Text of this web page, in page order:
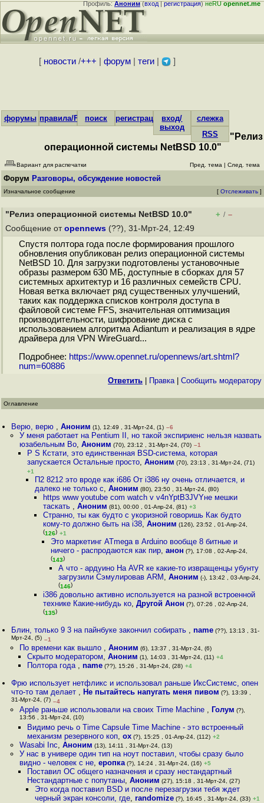
Профиль:Аноним(вход|регистрация)неRUopennet.me
[ новости/+++ форум| теги| ]
форумы правила/FAQпоиск регистрациявход/
выход
слежка
RSS
"Релиз
операционной системы NetBSD 10.0"
Вариант для распечатки Пред. тема | След. тема
Форум Разговоры, обсуждение новостей
Изначальное сообщение [ Отслеживать ]
"Релиз операционной системы NetBSD 10.0" + / –
Сообщение от opennews (??), 31-Мрт-24, 12:49
Спустя полтора года после формирования прошлого
обновления опубликован релиз операционной системы
NetBSD 10. Для загрузки подготовлены установочные
образы размером 630 МБ, доступные в сборках для 57
системных архитектур и 16 различных семейств CPU.
Новая ветка включает ряд существенных улучшений,
таких как поддержка списков контроля доступа в
файловой системе FFS, значительная оптимизация
производительности, шифрование диска с
использованием алгоритма Adiantum и реализация в ядре
драйвера для VPN WireGuard...
Подробнее: https://www.opennet.ru/opennews/art.shtml?
num=60886
Ответить Правка| Cообщить модератору
Оглавление
Верю, верю ,Аноним (1), 12:49 , 31-Мрт-24, (1) –6
У меня работает на Pentium II, но такой экспириенс нельзя назвать
юзабельным Во, Аноним (70), 23:12 , 31-Мрт-24, (70) –1
P S Кстати, это единственная BSD-система, которая
запускается Остальные просто, Аноним (70), 23:13 , 31-Мрт-24, (71)
+1
П2 8212 это вроде как i686 От i386 ну очень отличается, и
далеко не только с,Аноним (80), 23:50 , 31-Мрт-24, (80)
https www youtube com watch v v4nYptB3JVYне мешки
таскать , Аноним (81), 00:00 , 01-Апр-24, (81) +3
Странно, ты как будто с укоризной говоришь Как будто
кому-то должно быть на i38, Аноним (126), 23:52 , 01-Апр-24,
(126) +1
Это маркетинг ATmega в Arduino вообще 8 битные и
ничего - распродаются как пир, анон (?), 17:08 , 02-Апр-24,
(143)
А что - ардуино На AVR ке какие-то извращенцы убунту
загрузили Сэмулировав ARM ,Аноним (-), 13:42 , 03-Апр-24,
(146)
i386 довольно активно используется на разной встроенной
технике Какие-нибудь ко, Другой Анон (?), 07:26 , 02-Апр-24,
(135)
Блин, только 9 3 на пайнбуке закончил собирать ,name (??), 13:13 , 31-
Мрт-24, (5) –1
По времени как вышло , Аноним (6), 13:37 , 31-Мрт-24, (6)
Скрыто модератором, Аноним (1), 14:03 , 31-Мрт-24, (11) +4
Полтора года , name(??), 15:26 , 31-Мрт-24, (28) +4
Фрю использует нетфликс и использовал раньше ИксСистемс, опен
что-то там делает , Не пытайтесь напугать меня пивом (?), 13:39 ,
31-Мрт-24, (7) –4
Apple раньше использовали на своих Time Machine , Голум (?),
13:56 , 31-Мрт-24, (10)
Видимо речь о Time Capsule Time Machine - это встроенный
механизм резервного коп, ox(?), 15:25 , 01-Апр-24, (112) +2
Wasabi Inc, Аноним (13), 14:11 , 31-Мрт-24, (13)
У нас в универе один тип на ноут поставил, чтобы сразу было
видно - человек с не, еропка(?), 14:24 , 31-Мрт-24, (16) +5
Поставил ОС общего назначения и сразу нестандартный
Нестандартные с попутаны, Аноним (27), 15:18 , 31-Мрт-24, (27)
Это когда поставил BSD и после перезагрузки тебя ждет
черный экран консоли, где,randomize (?), 16:45 , 31-Мрт-24, (33) +1